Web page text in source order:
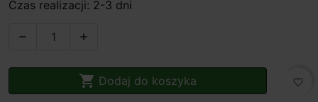
Czas realizacji: 2-3 dni
 
 Dodaj do koszyka favorite_border